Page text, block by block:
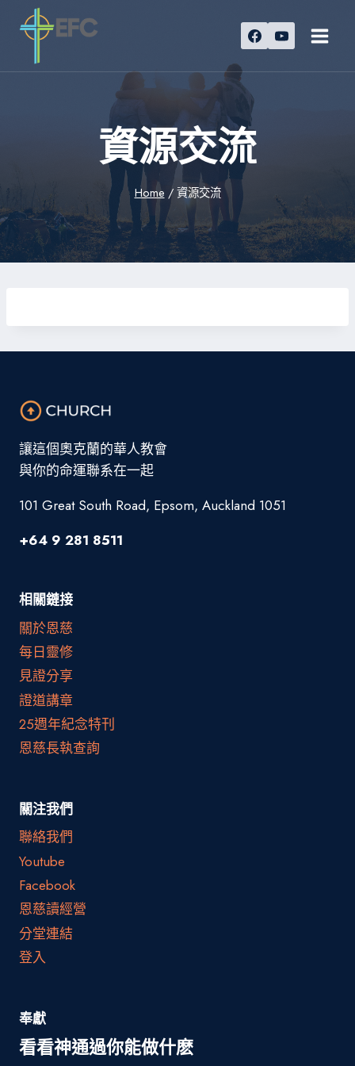
資源交流
Home / 資源交流
讓這個奧克蘭的華人教會
與你的命運聯系在一起
101 Great South Road, Epsom, Auckland 1051
+64 9 281 8511
相關鏈接
關於恩慈
每日靈修
見證分享
證道講章
25週年紀念特刊
恩慈長執查詢
關注我們
聯絡我們
Youtube
Facebook
恩慈讀經營
分堂連結
登入
奉獻
看看神通過你能做什麽